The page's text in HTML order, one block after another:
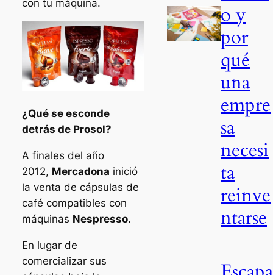
con tu máquina.
¿Qué se esconde
detrás de Prosol?
A finales del año
2012, Mercadona inició
la venta de cápsulas de
café compatibles con
máquinas Nespresso.
En lugar de
comercializar sus
o y
por
qué
una
empre
sa
necesi
ta
reinve
ntarse